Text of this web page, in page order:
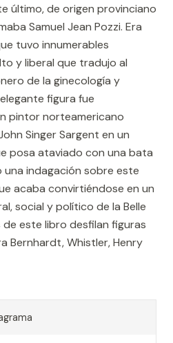
último, de origen provinciano
Samuel Jean Pozzi. Era
tuvo innumerables
y liberal que tradujo al
de la ginecología y
figura fue
pintor norteamericano
Singer Sargent en un
posa ataviado con una bata
una indagación sobre este
acaba convirtiéndose en un
social y político de la Belle
de este libro desfilan figuras
Bernhardt, Whistler, Henry